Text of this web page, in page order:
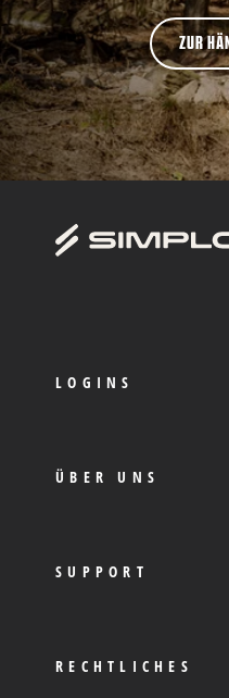
ZUR
LOGINS
ÜBER UNS
SUPPORT
RECHTLICHES